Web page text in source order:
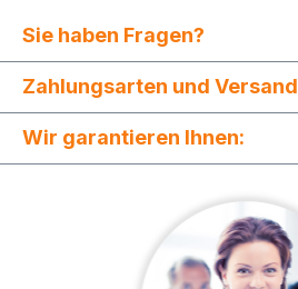
Sie haben Fragen?
Zahlungsarten und Versand
Wir garantieren Ihnen: